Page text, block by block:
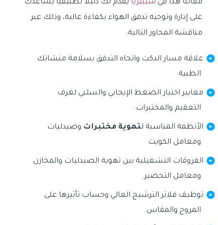
مقالنا هذا في سيبيريا يقدم لك دليلاً تطبيقياً يساعدك
على إدارة وتوجيه تدفق الهواء بكفاءة عالية، وذلك عبر
مناقشة المحاور التالية:
علاقة مسار الدكت واتجاه التدفق بسلامة منشاتك
الطبية.
معايير اختيار الضغط الإيجابي والسلبي لغرف
التعقيم والمختبرات.
الأنظمة المناسبة لتهوية مختبرات وصيدليات
ومعامل الكويت
الفروقات التشغيلية بين تهوية الصيدليات والمخازن
ومعامل التحضير.
توظيف فلاتر الترشيح العالي وحساب تأثيرها على
المروح والمقاس.